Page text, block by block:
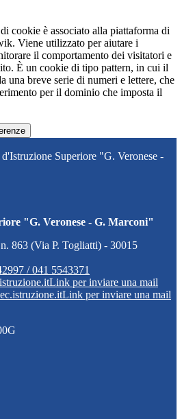
cookie è associato alla piattaforma di
Viene utilizzato per aiutare i
il comportamento dei visitatori e
È un cookie di tipo pattern, in cui il
una breve serie di numeri e lettere, che
per il dominio che imposta il
Superiore "G. Veronese -
"G. Veronese - G. Marconi"
863 (Via P. Togliatti) - 30015
/ 041 5543371
Link per inviare una mail
Link per inviare una mail